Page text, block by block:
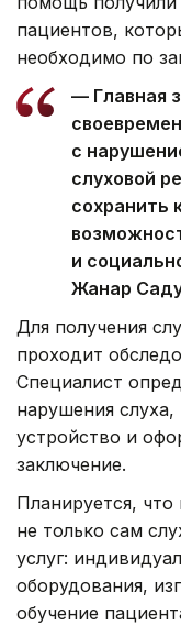
пациентов,
необходимо по
— Главная
с
слуховой
сохранить
и
Жанар
Для получения
проходит
Специалист
нарушения
устройство и
заключение.
Планируется, что
не только сам
услуг:
оборудования,
обучение